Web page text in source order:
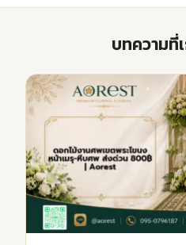
บทความที่